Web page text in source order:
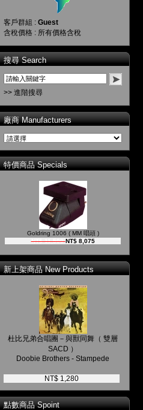
客戶群組 : Guest
含稅價格 : 所有價格含稅
搜尋 Search
>> 進階搜尋
廠商 Manufacturers
特價商品 Specials
Goldring 1006 ( MM 唱頭 )
NT$ 11,500NT$ 8,075
新上架商品 New Products
杜比兄弟合唱團－與獸同舞（ 雙層
SACD ）
Doobie Brothers - Stampede
NT$ 1,280
點數商品 Spoint